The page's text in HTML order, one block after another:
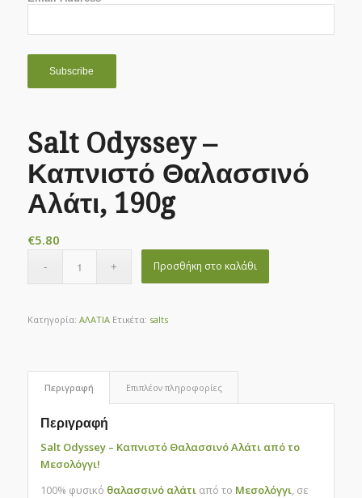
Salt Odyssey –
Καπνιστό Θαλασσινό
Αλάτι, 190g
€5.80
Προσθήκη στο καλάθι
Κατηγορία: ΑΛΑΤΙΑ Ετικέτα: salts
Περιγραφή Επιπλέον πληροφορίες
Περιγραφή
Salt Odyssey – Καπνιστό Θαλασσινό Αλάτι από το
Μεσολόγγι!
100% φυσικό θαλασσινό αλάτιαπό το Μεσολόγγι, σε